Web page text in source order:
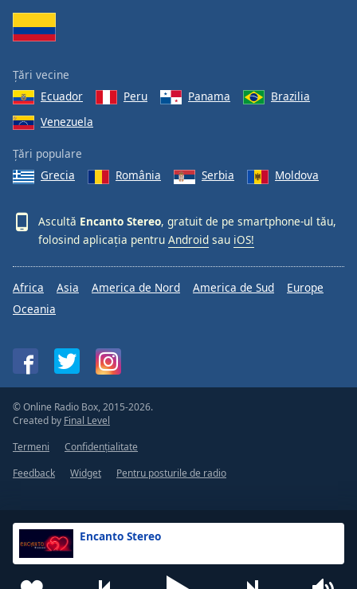
Encanto Stereo
Țări vecine
Ecuador
Peru Panama
Brazilia
Venezuela
Țări populare
Grecia
România Serbia Moldova
Ascultă Encanto Stereo, gratuit de pe smartphone-ul tău,
folosind aplicația pentru Android sau iOS!
Africa Asia America de Nord America de Sud
Europe
Oceania
© Online Radio Box, 2015-2026.
Created by Final Level
Termeni
Confidențialitate
Feedback
Widget Pentru posturile de radio